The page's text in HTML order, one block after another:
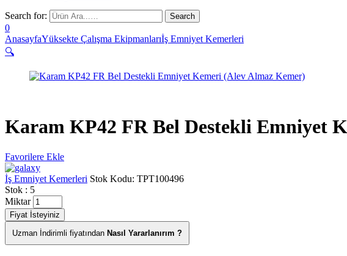
Search for:
0
AnasayfaYüksekte Çalışma Ekipmanlarıİş Emniyet Kemerleri
🔍
Karam KP42 FR Bel Destekli Emniyet
Favorilere Ekle
İş Emniyet Kemerleri Stok Kodu: TPT100496
Stok : 5
Miktar
Fiyat İsteyiniz
Uzman İndirimli fiyatından Nasıl Yararlanırım ?